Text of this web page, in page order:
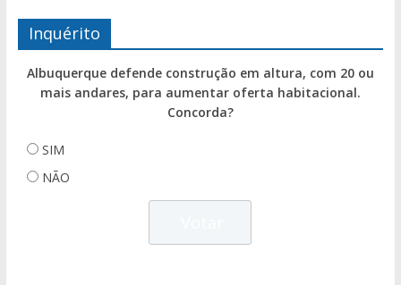
Inquérito
Albuquerque defende construção em altura, com 20 ou
mais andares, para aumentar oferta habitacional.
Concorda?
SIM
NÃO